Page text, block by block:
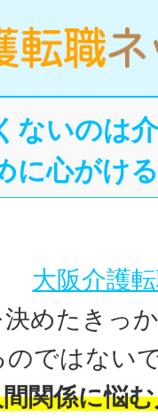
ないのは
に心がけ
大阪介護
めたきっ
のではない
関係に悩